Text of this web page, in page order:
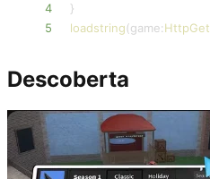
4
}
5
loadstring(game:HttpGet
Descoberta